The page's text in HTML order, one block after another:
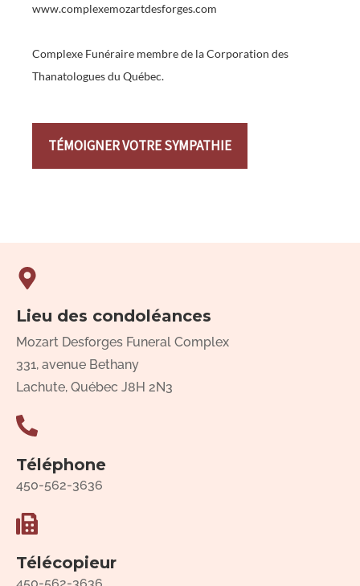
www.complexemozartdesforges.com
Complexe Funéraire membre de la Corporation des
Thanatologues du Québec.
TÉMOIGNER VOTRE SYMPATHIE
Lieu des condoléances
Mozart Desforges Funeral Complex
331, avenue Bethany
Lachute, Québec J8H 2N3
Téléphone
450-562-3636
Télécopieur